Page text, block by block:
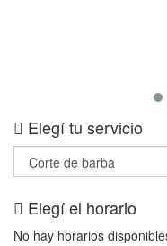
Elegí tu servicio
Elegí el horario
No hay horarios